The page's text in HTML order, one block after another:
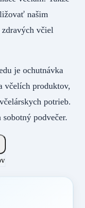
našim
včiel
je ochutnávka
včelích produktov,
potrieb.
podvečer.